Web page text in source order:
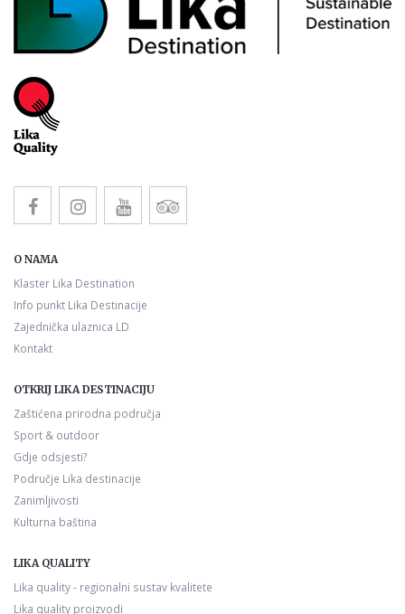
O NAMA
Klaster Lika Destination
Info punkt Lika Destinacije
Zajednička ulaznica LD
Kontakt
OTKRIJ LIKA DESTINACIJU
Zaštićena prirodna područja
Sport & outdoor
Gdje odsjesti?
Područje Lika destinacije
Zanimljivosti
Kulturna baština
LIKA QUALITY
Lika quality - regionalni sustav kvalitete
Lika quality proizvodi